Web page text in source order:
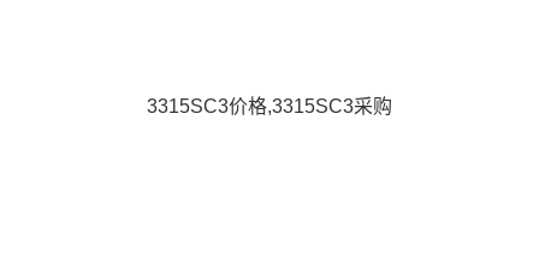
3315SC3价格,3315SC3采购